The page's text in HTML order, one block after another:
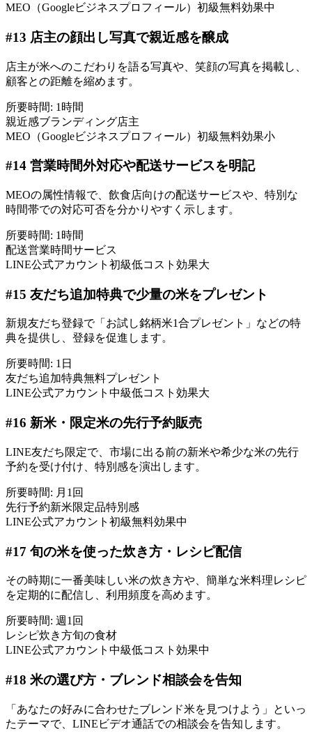
MEO（Googleビジネスプロフィール） 初級無料効果中
#13 店主の顔出し写真で親近感を醸成
店主が米へのこだわりを語る写真や、笑顔の写真を掲載し、
顧客との距離を縮めます。
所要時間: 1時間
親近感ブランディング店主
MEO（Googleビジネスプロフィール） 初級無料効果小
#14 営業時間外対応や配送サービスを明記
MEOの属性情報で、飲食店向けの配送サービスや、特別な
時間帯での対応可否を分かりやすく示します。
所要時間: 1時間
配送営業時間サービス
LINE公式アカウント 初級低コスト 効果大
#15 友だち追加特典で少量の米をプレゼント
新規友だち登録で「お試し銘柄米1合プレゼント」などの特
典を提供し、登録を促進します。
所要時間: 1日
友だち追加特典無料プレゼント
LINE公式アカウント 中級低コスト 効果大
#16 新米・限定米の先行予約販売
LINE友だち限定で、市場に出る前の新米や希少な米の先行
予約を受け付け、特別感を演出します。
所要時間: 月1回
先行予約新米限定品特別感
LINE公式アカウント 初級無料効果中
#17 旬の米を使った炊き方・レシピ配信
その時期に一番美味しい米の炊き方や、簡単な米料理レシピ
を定期的に配信し、利用頻度を高めます。
所要時間: 週1回
レシピ炊き方旬の食材
LINE公式アカウント 中級低コスト 効果中
#18 米の選び方・ブレンド相談会を告知
「あなたの好みに合わせたブレンド米を見つけよう」といっ
たテーマで、LINEビデオ通話での相談会を告知します。